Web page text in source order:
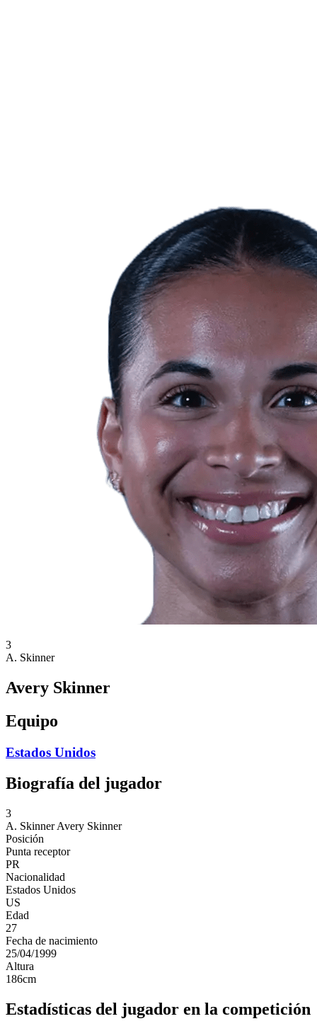
3
A. Skinner
Avery Skinner
Equipo
Estados Unidos
Biografía del jugador
3
A. Skinner Avery Skinner
Posición
Punta receptor
PR
Nacionalidad
Estados Unidos
US
Edad
27
Fecha de nacimiento
25/04/1999
Altura
186cm
Estadísticas del jugador en la competición